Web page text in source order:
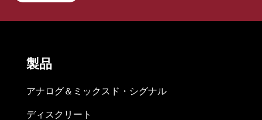
製品
アナログ＆ミックスド・シグナル
ディスクリート